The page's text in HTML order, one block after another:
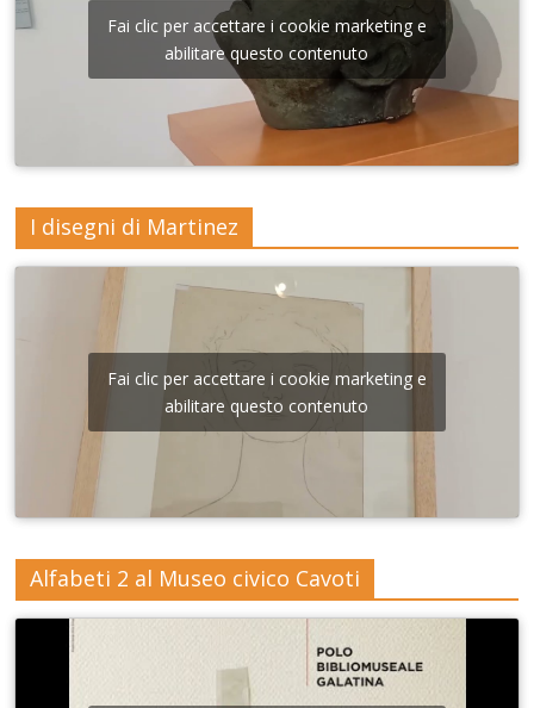
Fai clic per accettare i cookie marketing e
abilitare questo contenuto
I disegni di Martinez
Fai clic per accettare i cookie marketing e
abilitare questo contenuto
Alfabeti 2 al Museo civico Cavoti